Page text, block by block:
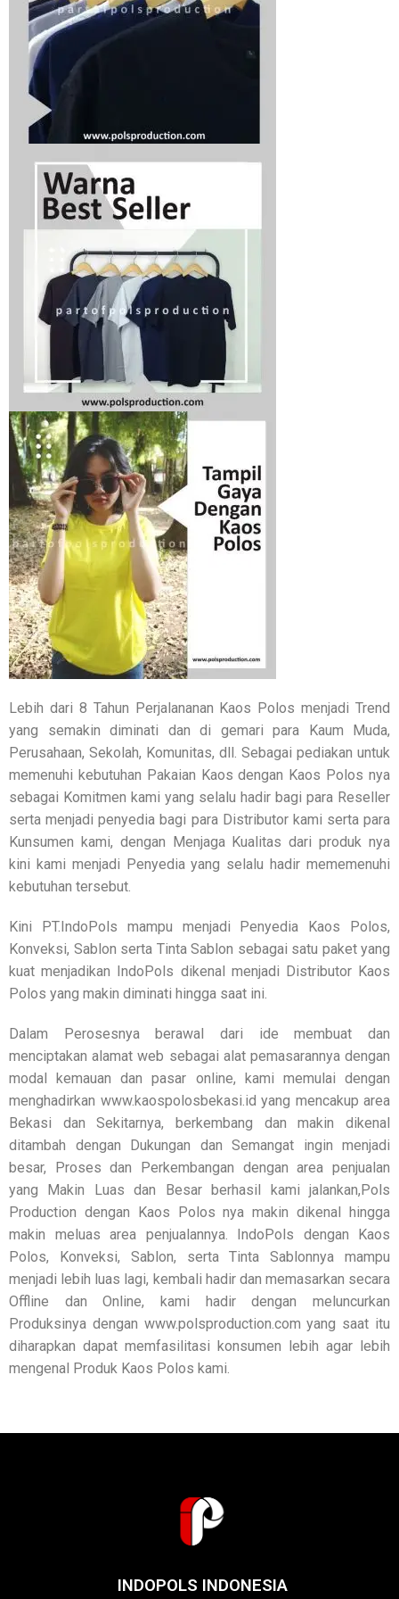
Lebih dari 8 Tahun Perjalananan Kaos Polos menjadi Trend
yang semakin diminati dan di gemari para Kaum Muda,
Perusahaan, Sekolah, Komunitas, dll. Sebagai pediakan untuk
memenuhi kebutuhan Pakaian Kaos dengan Kaos Polos nya
sebagai Komitmen kami yang selalu hadir bagi para Reseller
serta menjadi penyedia bagi para Distributor kami serta para
Kunsumen kami, dengan Menjaga Kualitas dari produk nya
kini kami menjadi Penyedia yang selalu hadir mememenuhi
kebutuhan tersebut.
Kini PT.IndoPols mampu menjadi Penyedia Kaos Polos,
Konveksi, Sablon serta Tinta Sablon sebagai satu paket yang
kuat menjadikan IndoPols dikenal menjadi Distributor Kaos
Polos yang makin diminati hingga saat ini.
Dalam Perosesnya berawal dari ide membuat dan
menciptakan alamat web sebagai alat pemasarannya dengan
modal kemauan dan pasar online, kami memulai dengan
menghadirkan www.kaospolosbekasi.id yang mencakup area
Bekasi dan Sekitarnya, berkembang dan makin dikenal
ditambah dengan Dukungan dan Semangat ingin menjadi
besar, Proses dan Perkembangan dengan area penjualan
yang Makin Luas dan Besar berhasil kami jalankan,Pols
Production dengan Kaos Polos nya makin dikenal hingga
makin meluas area penjualannya. IndoPols dengan Kaos
Polos, Konveksi, Sablon, serta Tinta Sablonnya mampu
menjadi lebih luas lagi, kembali hadir dan memasarkan secara
Offline dan Online, kami hadir dengan meluncurkan
Produksinya dengan www.polsproduction.com yang saat itu
diharapkan dapat memfasilitasi konsumen lebih agar lebih
mengenal Produk Kaos Polos kami.
INDOPOLS INDONESIA